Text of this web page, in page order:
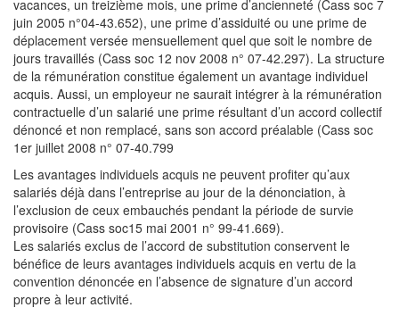
vacances, un treizième mois, une prime d’ancienneté (Cass soc 7
juin 2005 n°04-43.652), une prime d’assiduité ou une prime de
déplacement versée mensuellement quel que soit le nombre de
jours travaillés (Cass soc 12 nov 2008 n° 07-42.297). La structure
de la rémunération constitue également un avantage individuel
acquis. Aussi, un employeur ne saurait intégrer à la rémunération
contractuelle d’un salarié une prime résultant d’un accord collectif
dénoncé et non remplacé, sans son accord préalable (Cass soc
1er juillet 2008 n° 07-40.799
Les avantages individuels acquis ne peuvent profiter qu’aux
salariés déjà dans l’entreprise au jour de la dénonciation, à
l’exclusion de ceux embauchés pendant la période de survie
provisoire (Cass soc15 mai 2001 n° 99-41.669).
Les salariés exclus de l’accord de substitution conservent le
bénéfice de leurs avantages individuels acquis en vertu de la
convention dénoncée en l’absence de signature d’un accord
propre à leur activité.